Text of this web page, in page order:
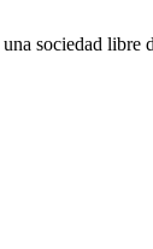
sociedad libre